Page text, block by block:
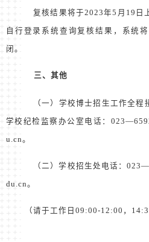
复核结果将于2023年5 月 19 日
自行登录系统查询复核结果，系统将
闭。
三、其他
（一）学校博士招生工作全程
学校纪检监察办公室电话： 023—
u.cn。
（二）学校招生处电话：023
du.cn。
（请于工作日 09:00-12:00 ，